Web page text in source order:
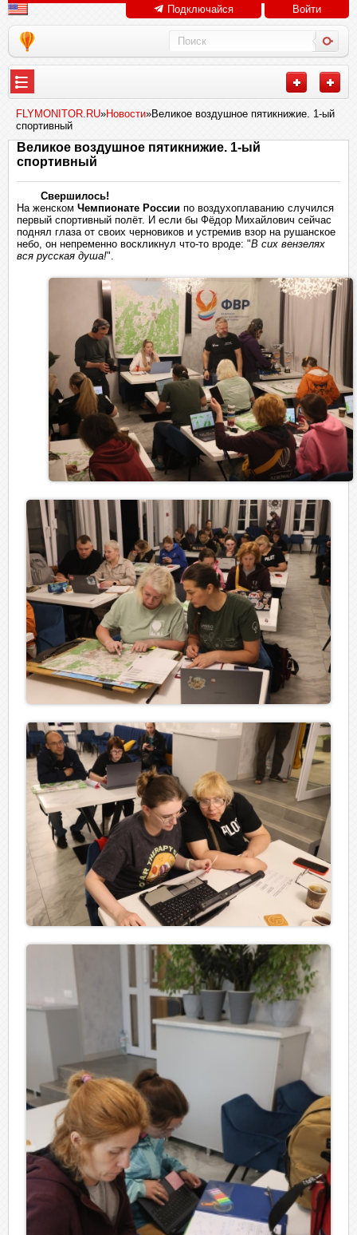
Подключайся Войти
FLYMONITOR.RU»Новости»Великое воздушное пятикнижие. 1-ый
спортивный
Великое воздушное пятикнижие. 1-ый
спортивный
Свершилось!
На женском Чемпионате России по воздухоплаванию случился
первый спортивный полёт. И если бы Фёдор Михайлович сейчас
поднял глаза от своих черновиков и устремив взор на рушанское
небо, он непременно воскликнул что-то вроде: "В сих вензелях
вся русская душа!".